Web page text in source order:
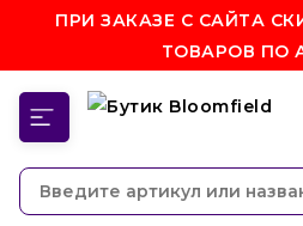
ПРИ ЗАКАЗЕ С САЙТА
ТОВАРОВ ПО